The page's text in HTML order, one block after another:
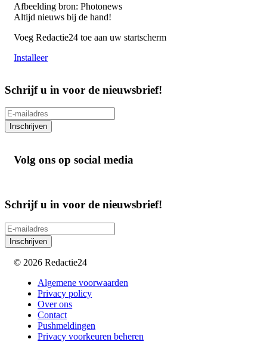
Afbeelding bron: Photonews
Altijd nieuws bij de hand!
Voeg Redactie24 toe aan uw startscherm
Installeer
Schrijf u in voor de nieuwsbrief!
Inschrijven
Volg ons op social media
Schrijf u in voor de nieuwsbrief!
Inschrijven
© 2026 Redactie24
Algemene voorwaarden
Privacy policy
Over ons
Contact
Pushmeldingen
Privacy voorkeuren beheren